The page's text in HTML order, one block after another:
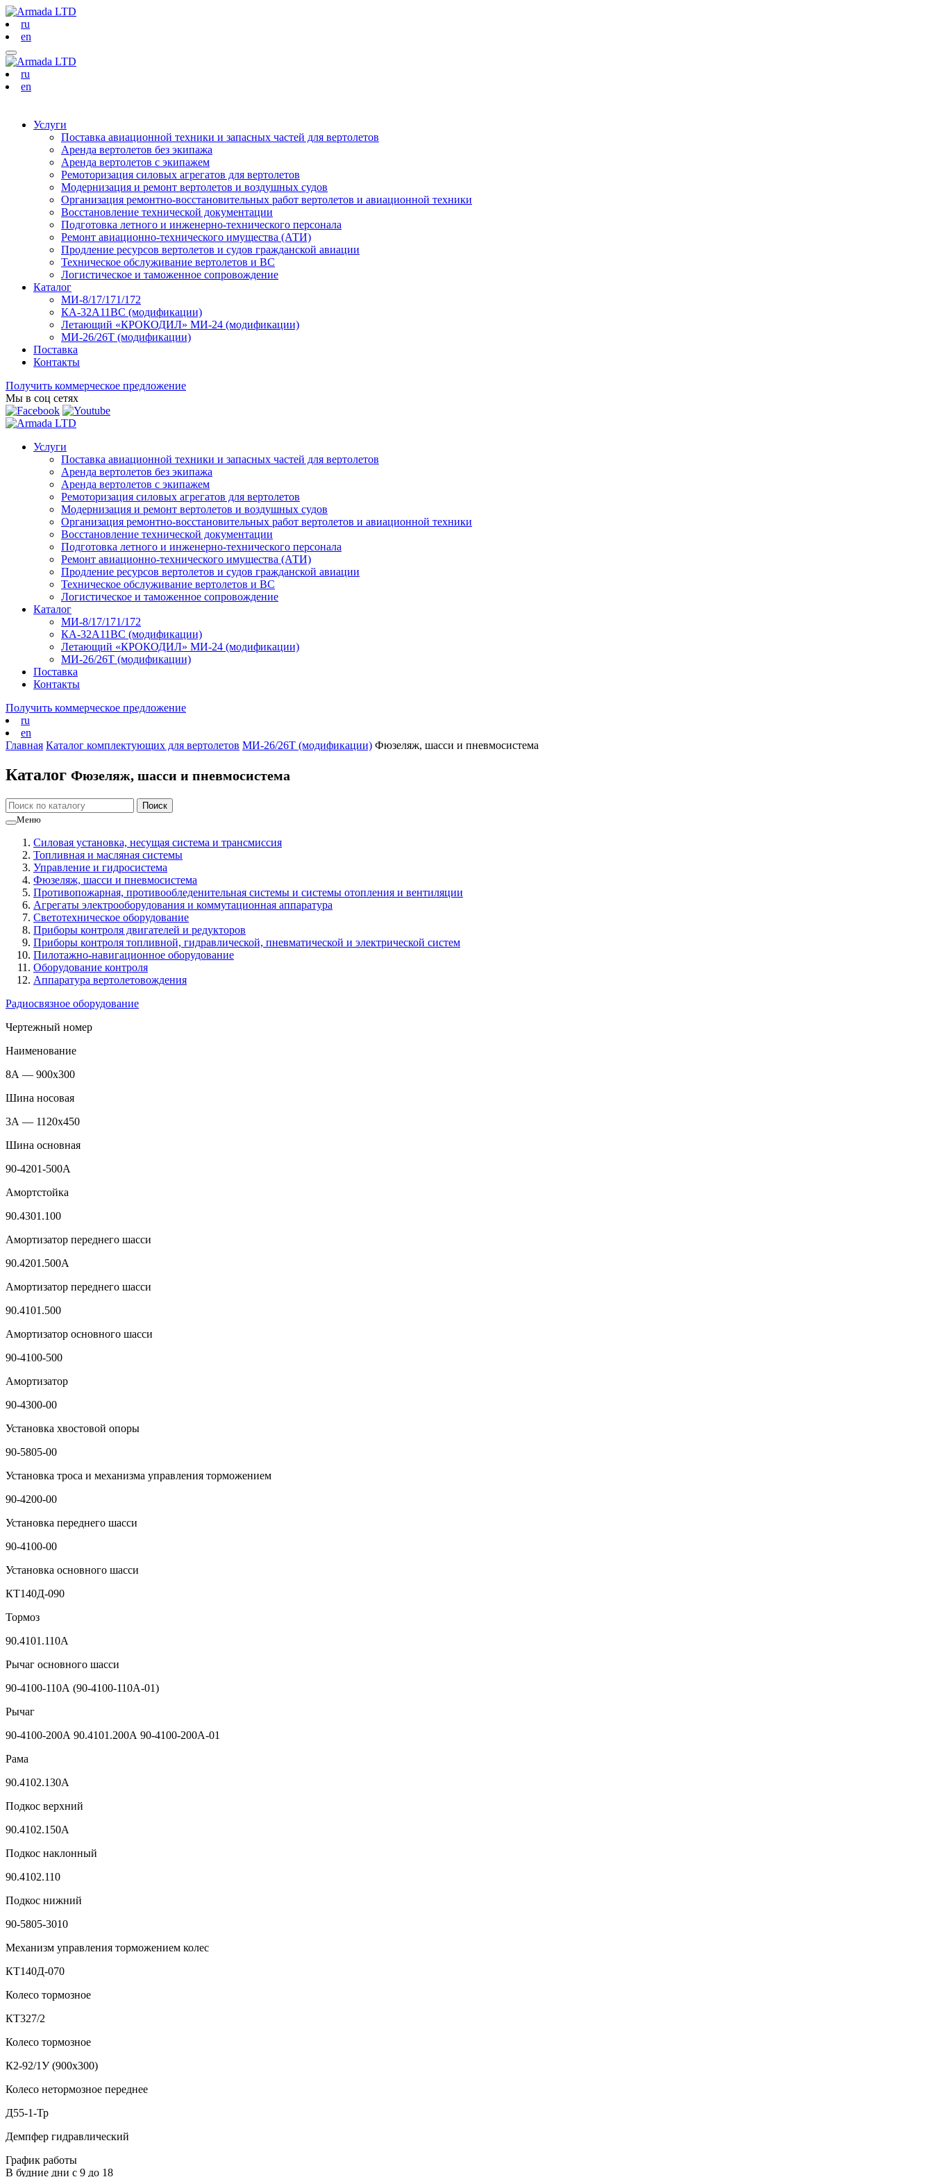
ru
en
ru
en
Услуги
Поставка авиационной техники и запасных частей для вертолетов
Аренда вертолетов без экипажа
Аренда вертолетов с экипажем
Ремоторизация силовых агрегатов для вертолетов
Модернизация и ремонт вертолетов и воздушных судов
Организация ремонтно-восстановительных работ вертолетов и авиационной техники
Восстановление технической документации
Подготовка летного и инженерно-технического персонала
Ремонт авиационно-технического имущества (АТИ)
Продление ресурсов вертолетов и судов гражданской авиации
Техническое обслуживание вертолетов и ВС
Логистическое и таможенное сопровождение
Каталог
МИ-8/17/171/172
КА-32А11ВС (модификации)
Летающий «КРОКОДИЛ» МИ-24 (модификации)
МИ-26/26Т (модификации)
Поставка
Контакты
Получить коммерческое предложение
Мы в соц сетях
Услуги
Поставка авиационной техники и запасных частей для вертолетов
Аренда вертолетов без экипажа
Аренда вертолетов с экипажем
Ремоторизация силовых агрегатов для вертолетов
Модернизация и ремонт вертолетов и воздушных судов
Организация ремонтно-восстановительных работ вертолетов и авиационной техники
Восстановление технической документации
Подготовка летного и инженерно-технического персонала
Ремонт авиационно-технического имущества (АТИ)
Продление ресурсов вертолетов и судов гражданской авиации
Техническое обслуживание вертолетов и ВС
Логистическое и таможенное сопровождение
Каталог
МИ-8/17/171/172
КА-32А11ВС (модификации)
Летающий «КРОКОДИЛ» МИ-24 (модификации)
МИ-26/26Т (модификации)
Поставка
Контакты
Получить коммерческое предложение
ru
en
Главная Каталог комплектующих для вертолетов МИ-26/26Т (модификации) Фюзеляж, шасси и пневмосистема
Каталог Фюзеляж, шасси и пневмосистема
Меню
Силовая установка, несущая система и трансмиссия
Топливная и масляная системы
Управление и гидросистема
Фюзеляж, шасси и пневмосистема
Противопожарная, противообледенительная системы и системы отопления и вентиляции
Агрегаты электрооборудования и коммутационная аппаратура
Светотехническое оборудование
Приборы контроля двигателей и редукторов
Приборы контроля топливной, гидравлической, пневматической и электрической систем
Пилотажно-навигационное оборудование
Оборудование контроля
Аппаратура вертолетовождения
Радиосвязное оборудование
Чертежный номер
Наименование
8А — 900х300
Шина носовая
3А — 1120х450
Шина основная
90-4201-500А
Амортстойка
90.4301.100
Амортизатор переднего шасси
90.4201.500A
Амортизатор переднего шасси
90.4101.500
Амортизатор основного шасси
90-4100-500
Амортизатор
90-4300-00
Установка хвостовой опоры
90-5805-00
Установка троса и механизма управления торможением
90-4200-00
Установка переднего шасси
90-4100-00
Установка основного шасси
КТ140Д-090
Тормоз
90.4101.110A
Рычаг основного шасси
90-4100-110А (90-4100-110А-01)
Рычаг
90-4100-200А 90.4101.200A 90-4100-200А-01
Рама
90.4102.130A
Подкос верхний
90.4102.150A
Подкос наклонный
90.4102.110
Подкос нижний
90-5805-3010
Механизм управления торможением колес
КТ140Д-070
Колесо тормозное
КТ327/2
Колесо тормозное
К2-92/1У (900х300)
Колесо нетормозное переднее
Д55-1-Тр
Демпфер гидравлический
График работы
В будние дни с 9 до 18